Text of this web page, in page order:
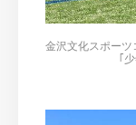
金沢文化スポーツ
｢